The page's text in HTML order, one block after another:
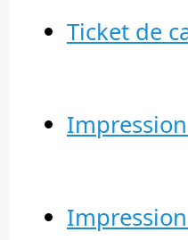
Ticket de